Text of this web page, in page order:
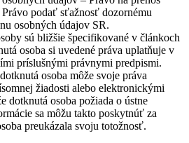
podať sťažnosť dozornému
osobných údajov SR.
sú bližšie špecifikované v článkoch
osoba si uvedené práva uplatňuje v
príslušnými právnymi predpismi.
osoba môže svoje práva
žiadosti alebo elektronickými
dotknutá osoba požiada o ústne
sa môžu takto poskytnúť za
preukázala svoju totožnosť.